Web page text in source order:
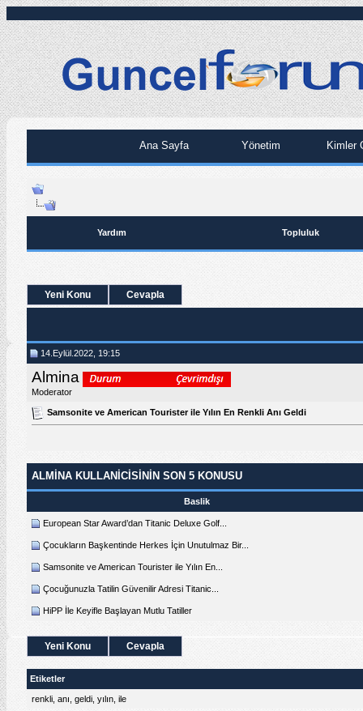
Ana Sayfa Yönetim Kimler
Yardım Topluluk
Yeni Konu Cevapla
14.Eylül.2022, 19:15
Almina
Moderator
Samsonite ve American Tourister ile Yılın En Renkli Anı Geldi
ALMINA KULLANICISININ SON 5 KONUSU
Baslik
European Star Award’dan Titanic Deluxe Golf...
Çocukların Başkentinde Herkes İçin Unutulmaz Bir...
Samsonite ve American Tourister ile Yılın En...
Çocuğunuzla Tatilin Güvenilir Adresi Titanic...
HiPP İle Keyifle Başlayan Mutlu Tatiller
Yeni Konu Cevapla
Etiketler
renkli anı geldi yılın ile